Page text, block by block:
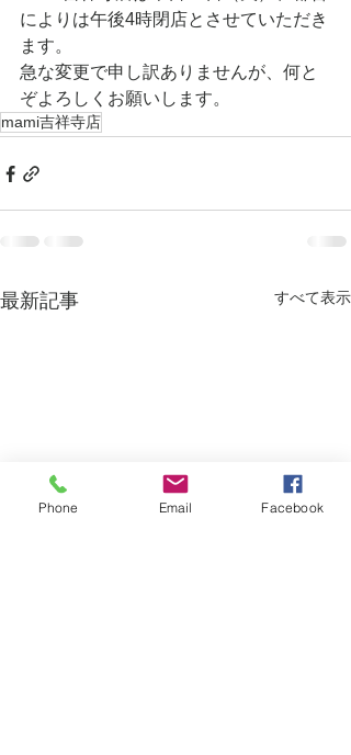
によりは午後4時閉店とさせていただき
ます。
急な変更で申し訳ありませんが、何と
ぞよろしくお願いします。
mami吉祥寺店
最新記事 すべて表示
Phone Email Facebook